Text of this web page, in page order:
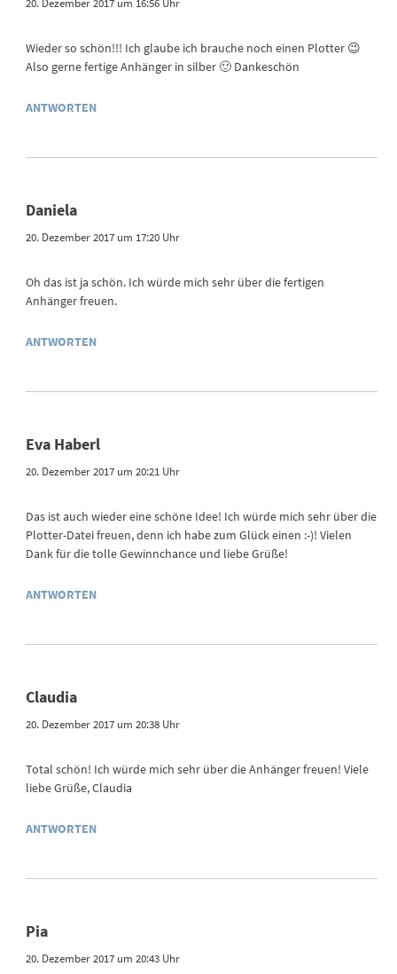
20. Dezember 2017 um 16:56 Uhr
Wieder so schön!!! Ich glaube ich brauche noch einen Plotter 😉
Also gerne fertige Anhänger in silber 🙂 Dankeschön
ANTWORTEN
Daniela
20. Dezember 2017 um 17:20 Uhr
Oh das ist ja schön. Ich würde mich sehr über die fertigen
Anhänger freuen.
ANTWORTEN
Eva Haberl
20. Dezember 2017 um 20:21 Uhr
Das ist auch wieder eine schöne Idee! Ich würde mich sehr über die
Plotter-Datei freuen, denn ich habe zum Glück einen :-)! Vielen
Dank für die tolle Gewinnchance und liebe Grüße!
ANTWORTEN
Claudia
20. Dezember 2017 um 20:38 Uhr
Total schön! Ich würde mich sehr über die Anhänger freuen! Viele
liebe Grüße, Claudia
ANTWORTEN
Pia
20. Dezember 2017 um 20:43 Uhr